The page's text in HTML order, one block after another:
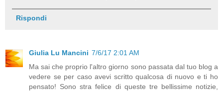
Rispondi
Giulia Lu Mancini 7/6/17 2:01 AM
Ma sai che proprio l'altro giorno sono passata dal tuo blog a
vedere se per caso avevi scritto qualcosa di nuovo e ti ho
pensato! Sono stra felice di queste tre bellissime notizie,